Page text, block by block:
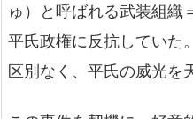
ゅ）と呼ばれる武装組織
平氏政権に反抗していた
区別なく、平氏の威光を